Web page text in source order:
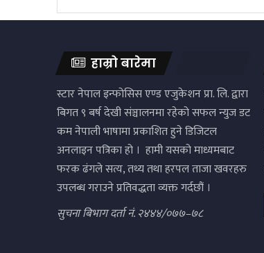
हाम्रो बारेमा
स्टार नेपाल इन्फोसिस एण्ड एजुकेशन प्रा. लि. द्वारा
बिगत ९ बर्ष देखी संञ्चालनमा रहेको सफल न्युज डट
कम नेपाली भाषामा प्रकाशित हुने डिजिटल
अनलाइन पत्रिका हो । हामी यसको माध्यमबाट
फरक ढंगले सत्य, तथ्य तथा हरपल ताजा खवरहरु
उपलब्ध गराउने प्रतिवद्धता व्यक्त गर्दछौं ।
सुचना बिभाग दर्ता नं. २४४४/०७७–७८